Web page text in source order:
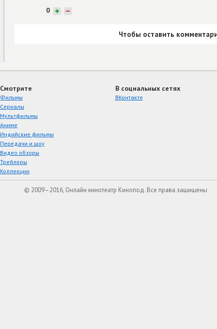
0 + −
Чтобы оставить
Смотрите
Фильмы
Сериалы
Мультфильмы
Аниме
Индийские фильмы
Передачи и шоу
Видео обзоры
Трейлеры
Коллекции
В социальных сетях
ВКонтакте
© 2009–2016, Онлайн кинотеатр Кинопод. Все права защищены